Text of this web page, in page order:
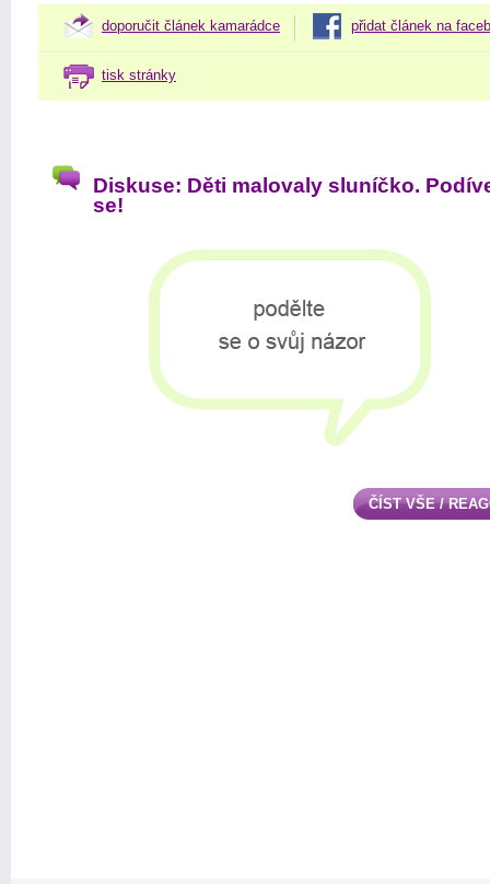
doporučit článek kamarádce přidat článek na
tisk stránky
Diskuse: Děti malovaly sluníčko.
se!
ČÍST VŠE /